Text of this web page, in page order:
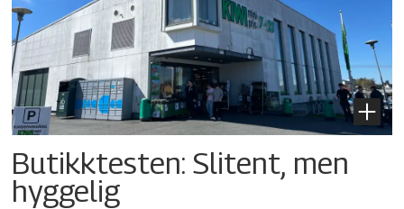
Butikktesten: Slitent, men
hyggelig